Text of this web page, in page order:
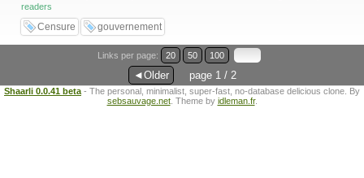
readers
Censure gouvernement
Links per page: 20 50 100
◄Older page 1 / 2
Shaarli 0.0.41 beta - The personal, minimalist, super-fast, no-database delicious clone. By
sebsauvage.net. Theme by idleman.fr.